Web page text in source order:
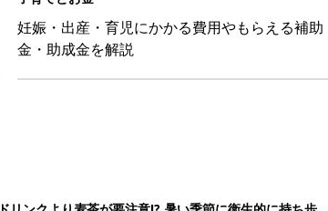
妊娠・出産・育児にかかる費用やもらえる補助
金・助成金を解説